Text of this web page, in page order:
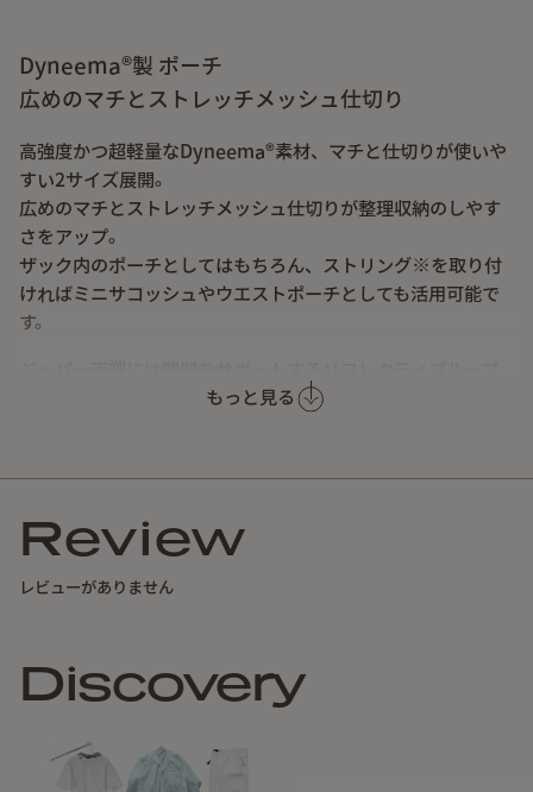
もっと見る
Dyneema®製 ポーチ
広めのマチとストレッチメッシュ仕切り
高強度かつ超軽量なDyneema®素材、マチと仕切りが使いや
すい2サイズ展開。
広めのマチとストレッチメッシュ仕切りが整理収納のしやす
さをアップ。
ザック内のポーチとしてはもちろん、ストリング※を取り付
ければミニサコッシュやウエストポーチとしても活用可能で
す。
を配置し、夜間の視認性に配慮。
活躍します。
※専用サコッシュストリング（重量12g／ゴムストリングで
長さ調整可）は別売となります。
Review
レビューがありません
Discovery